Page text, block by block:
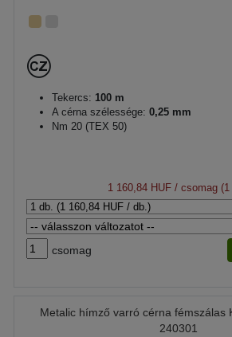
Tekercs: 100 m
A cérna szélessége: 0,25 mm
Nm 20 (TEX 50)
1 160,84 HUF/ csomag (1
csomag
Metalic hímző varró cérna fémszálas
240301